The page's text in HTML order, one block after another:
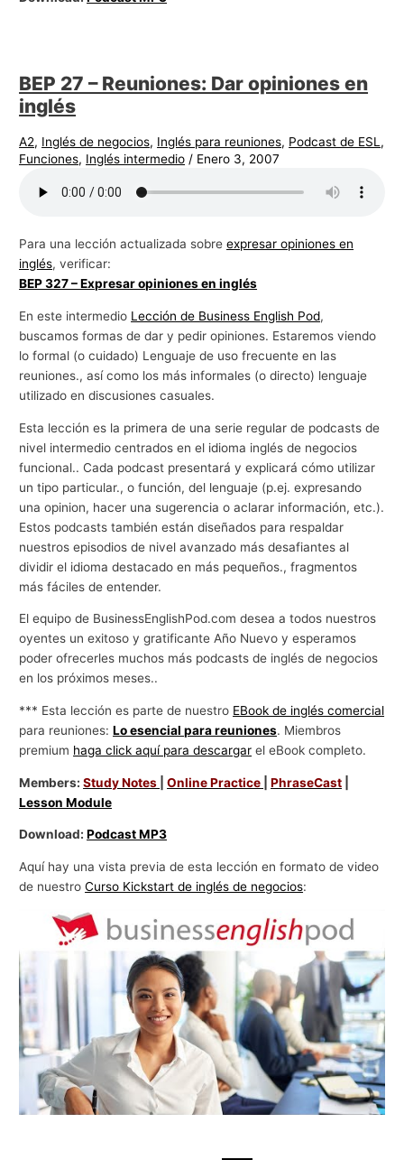
BEP 27 – Reuniones: Dar opiniones en
inglés
A2, Inglés de negocios, Inglés para reuniones, Podcast de ESL ,
Funciones, Inglés intermedio / Enero 3, 2007
Para una lección actualizada sobreexpresar opiniones en
inglés, verificar:
BEP 327 – Expresar opiniones en inglés
En este intermedio Lección de Business English Pod,
buscamos formas de dar y pedir opiniones. Estaremos viendo
lo formal (o cuidado) Lenguaje de uso frecuente en las
reuniones., así como los más informales (o directo) lenguaje
utilizado en discusiones casuales.
Esta lección es la primera de una serie regular de podcasts de
nivel intermedio centrados en el idioma inglés de negocios
funcional.. Cada podcast presentará y explicará cómo utilizar
un tipo particular., o función, del lenguaje (p.ej. expresando
una opinion, hacer una sugerencia o aclarar información, etc.).
Estos podcasts también están diseñados para respaldar
nuestros episodios de nivel avanzado más desafiantes al
dividir el idioma destacado en más pequeños., fragmentos
más fáciles de entender.
El equipo de BusinessEnglishPod.com desea a todos nuestros
oyentes un exitoso y gratificante Año Nuevo y esperamos
poder ofrecerles muchos más podcasts de inglés de negocios
en los próximos meses..
*** Esta lección es parte de nuestro EBook de inglés comercial
para reuniones:Lo esencial para reuniones. Miembros
premium haga click aquí para descargar el eBook completo.
Members:Study Notes |Online Practice |PhraseCast
Lesson Module
Download:Podcast MP3
Aquí hay una vista previa de esta lección en formato de video
de nuestroCurso Kickstart de inglés de negocios: